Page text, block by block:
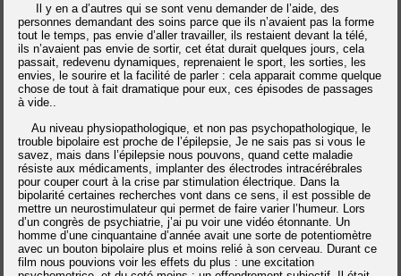
Il y en a d’autres qui se sont venu demander de l’aide, des
personnes demandant des soins parce que ils n’avaient pas la forme
tout le temps, pas envie d’aller travailler, ils restaient devant la télé,
ils n’avaient pas envie de sortir, cet état durait quelques jours, cela
passait, redevenu dynamiques, reprenaient le sport, les sorties, les
envies, le sourire et la facilité de parler : cela apparait comme quelque
chose de tout à fait dramatique pour eux, ces épisodes de passages
à vide..
Au niveau physiopathologique, et non pas psychopathologique, le
trouble bipolaire est proche de l’épilepsie, Je ne sais pas si vous le
savez, mais dans l’épilepsie nous pouvons, quand cette maladie
résiste aux médicaments, implanter des électrodes intracérébrales
pour couper court à la crise par stimulation électrique.
Dans la
bipolarité certaines recherches vont dans ce sens, il est possible de
mettre un neurostimulateur qui permet de faire varier l’humeur.
Lors
d’un congrès de psychiatrie, j’ai pu voir une vidéo étonnante. Un
homme d’une cinquantaine d’année avait une sorte de potentiomètre
avec un bouton bipolaire plus et moins relié à son cerveau. Durant ce
film nous pouvions voir les effets du plus : une excitation